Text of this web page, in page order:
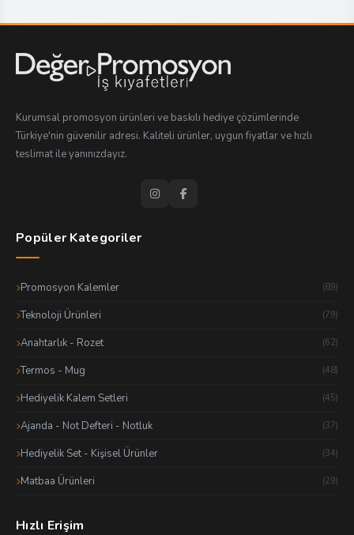
Kurumsal promosyon ürünleri ve baskılı hediye çözümlerinde
Türkiye'nin güvenilir adresi. Kaliteli ürünler, uygun fiyatlar ve hızlı
teslimat ile yanınızdayız.
Popüler Kategoriler
Promosyon Kalemler (89)
Teknoloji Ürünleri (79)
Anahtarlık - Rozet (62)
Termos - Mug (48)
Hediyelik Kalem Setleri (45)
Ajanda - Not Defteri - Notluk (37)
Hediyelik Set - Kişisel Ürünler (34)
Matbaa Ürünleri (29)
Hızlı Erişim